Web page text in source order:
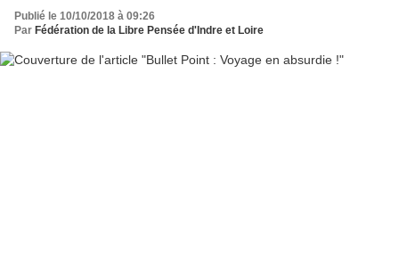
Publié le 10/10/2018 à 09:26
Par Fédération de la Libre Pensée d'Indre et Loire